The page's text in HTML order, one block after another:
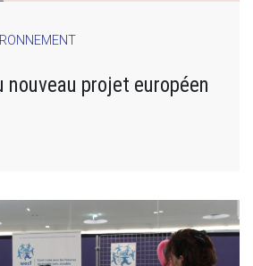
nouveau projet européen